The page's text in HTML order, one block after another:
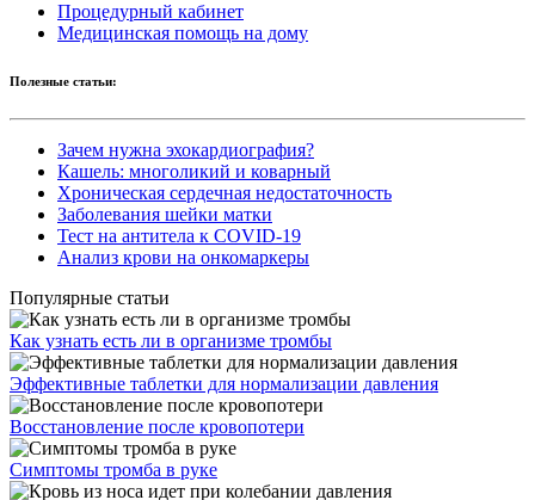
Процедурный кабинет
Медицинская помощь на дому
Полезные статьи:
Зачем нужна эхокардиография?
Кашель: многоликий и коварный
Хроническая сердечная недостаточность
Заболевания шейки матки
Тест на антитела к COVID-19
Анализ крови на онкомаркеры
Популярные статьи
Как узнать есть ли в организме тромбы
Эффективные таблетки для нормализации давления
Восстановление после кровопотери
Симптомы тромба в руке